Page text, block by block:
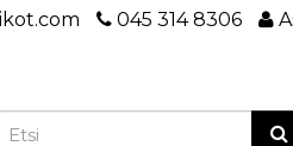
045 314 8306